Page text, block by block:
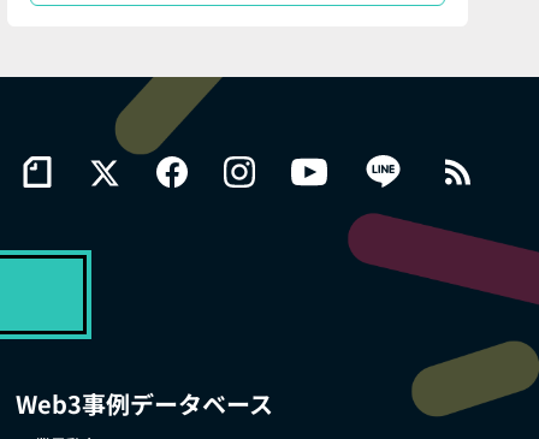
Web3事例データベース